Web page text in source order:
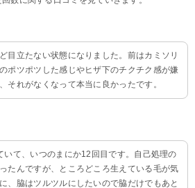
目立たない状態になりました。前はカミソリ
ポツポツした感じやヒザ下のチクチク感が嫌
それがなくなって本当に良かったです。
いて、いつのまにか12回目です。自己処理の
たんですが、ところどころ生えている毛が気
、脇はツルツルにしたいので脇だけでもあと